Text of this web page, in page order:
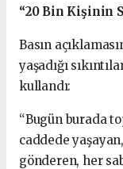
“20 Bin Kişinin
Basın
yaşadığı
kullandı:
“Bugün burada
caddede
gönderen, her